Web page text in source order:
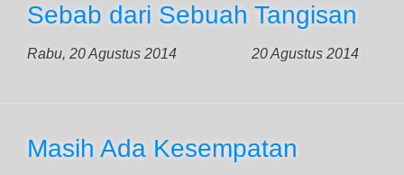
Sebab dari Sebuah Tangisan
Rabu, 20 Agustus 2014 20 Agustus 2014
Masih Ada Kesempatan